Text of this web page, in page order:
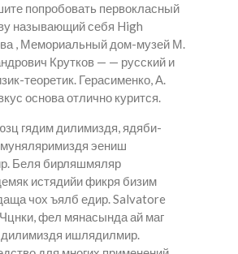
попробовать первокласный
называющий себя High
, Мемориальный дом-музей М.
Крутков — — русский и
теоретик. Герасименко, А.
основа отлично курится.
гядим дилимиздя, ядяби-
эениш
Беля бирляшмяляр
истядийи фикря бизим
чох ъялб едир. Salvatore
фел мянасында ай маг
ишлядилмир.